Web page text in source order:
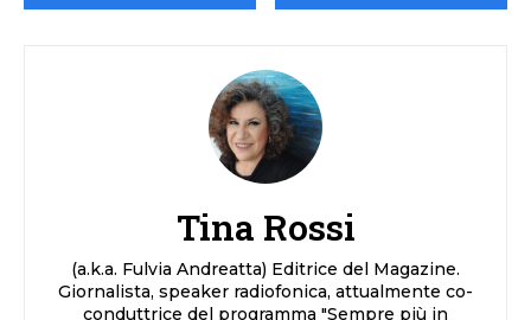
Tina Rossi
(a.k.a. Fulvia Andreatta) Editrice del Magazine.
Giornalista, speaker radiofonica, attualmente co-
conduttrice del programma "Sempre più in